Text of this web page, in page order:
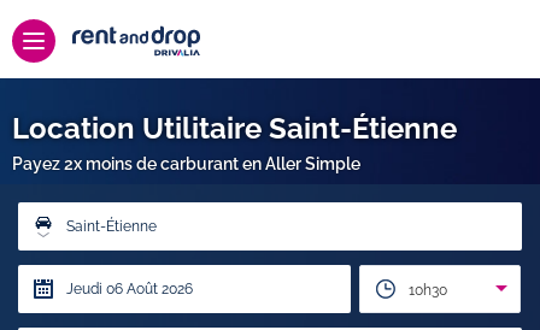
Location Utilitaire Saint-Étienne
Payez 2x moins de carburant en Aller Simple
Saint-Étienne
10h30